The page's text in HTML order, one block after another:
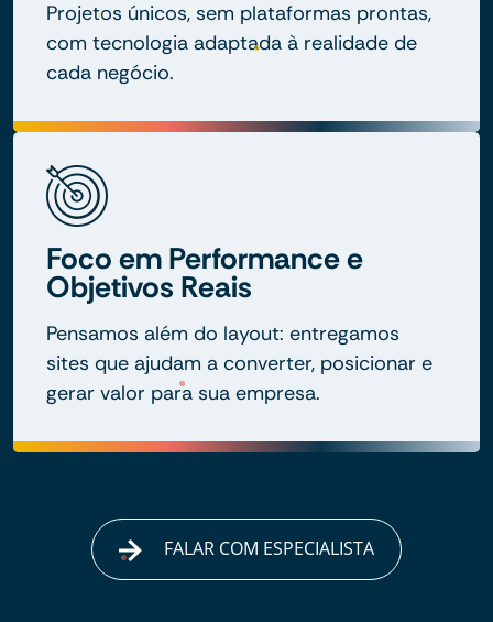
Projetos únicos, sem plataformas prontas,
com tecnologia adaptada à realidade de
cada negócio.
Foco em Performance e
Objetivos Reais
Pensamos além do layout: entregamos
sites que ajudam a converter, posicionar e
gerar valor para sua empresa.
FALAR COM ESPECIALISTA